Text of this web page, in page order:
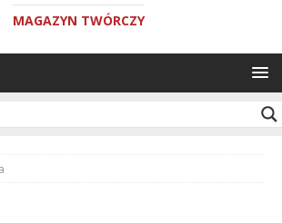
MAGAZYN TWÓRCZY